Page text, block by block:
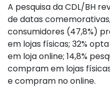
A pesquisa da CDL/BH
de datas
consumidores (47,8%)
em lojas físicas; 32%
em loja online; 14,8%
compram em lojas
e compram no online.